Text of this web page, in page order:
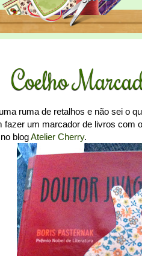
Coelho
ruma de retalhos e não sei o
fazer um marcador de livros com
blogAtelier Cherry.